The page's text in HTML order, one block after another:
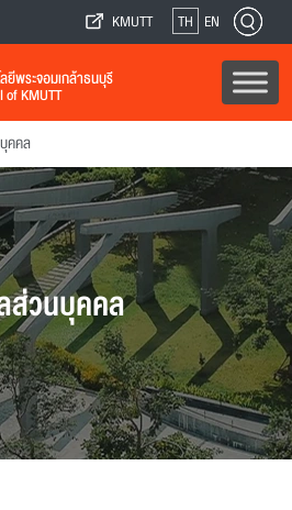
KMUTT TH EN
ยีพระจอมเกล้าธนบุรี
of KMUTT
คคล
ส่วนบุคคล